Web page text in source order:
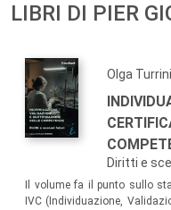
LIBRI DI PIER
Olga Turrini
Diritti e
Il volume fa il punto sullo
IVC (Individuazione,